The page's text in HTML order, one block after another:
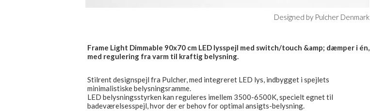
Designed by Pulcher Denmark
Frame Light Dimmable 90x70 cm LED lysspejl med switch/touch &amp; dæmper i én,
med regulering fra varm til kraftig belysning.
Stilrent designspejl fra Pulcher, med integreret LED lys, indbygget i spejlets
minimalistiske belysningsramme.
LED belysningsstyrken kan reguleres imellem 3500-6500K, specielt egnet til
badeværelsesspejl, hvor der er behov for optimal ansigts-belysning.